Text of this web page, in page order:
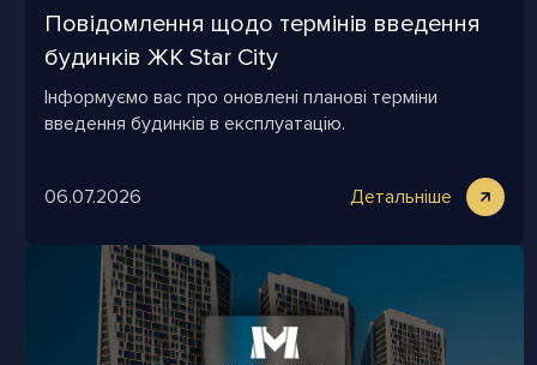
Повідомлення щодо термінів введення
будинків ЖК Star City
Інформуємо вас про оновлені планові терміни
введення будинків в експлуатацію.
06.07.2026 Детальніше